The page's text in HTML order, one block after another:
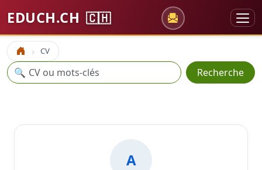
EDUCH.CH 🇨🇭
Accueil CV
Recherche
🔍 Recherche
A